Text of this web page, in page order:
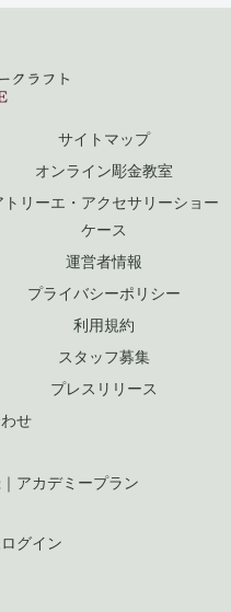
サイトマップ
オンライン彫金教室
トリーエ・アクセサリーショー
ケース
運営者情報
プライバシーポリシー
利用規約
スタッフ募集
プレスリリース
せ
｜ アカデミープラン
グイン